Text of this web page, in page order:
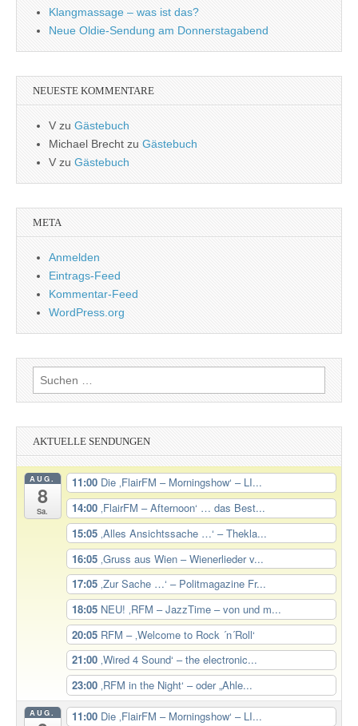
Klangmassage – was ist das?
Neue Oldie-Sendung am Donnerstagabend
NEUESTE KOMMENTARE
V zu Gästebuch
Michael Brecht zu Gästebuch
Vzu Gästebuch
META
Anmelden
Eintrags-Feed
Kommentar-Feed
WordPress.org
Suchen
nach:
AKTUELLE SENDUNGEN
AUG.
8
Sa.
11:00 Die ‚FlairFM – Morningshow‘ – LI...
14:00 ‚FlairFM – Afternoon‘ … das Best...
15:05 ‚Alles Ansichtssache …‘ – Thekla...
16:05 ‚Gruss aus Wien – Wienerlieder v...
17:05 ‚Zur Sache …‘ – Politmagazine Fr...
18:05 NEU! ‚RFM – JazzTime – von und m...
20:05 RFM – ‚Welcome to Rock ´n´Roll‘
21:00 ‚Wired 4 Sound‘ – the electronic...
23:00 ‚RFM in the Night‘ – oder „Ahle...
AUG. 11:00 Die ‚FlairFM – Morningshow‘ – LI...